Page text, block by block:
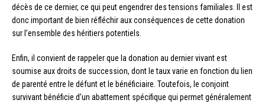
décès de ce dernier, ce qui peut engendrer des tensions familiales. Il est
donc important de bien réfléchir aux conséquences de cette donation
sur l’ensemble des héritiers potentiels.
Enfin, il convient de rappeler que la donation au dernier vivant est
soumise aux droits de succession, dont le taux varie en fonction du lien
de parenté entre le défunt et le bénéficiaire. Toutefois, le conjoint
survivant bénéficie d’un abattement spécifique qui permet généralement